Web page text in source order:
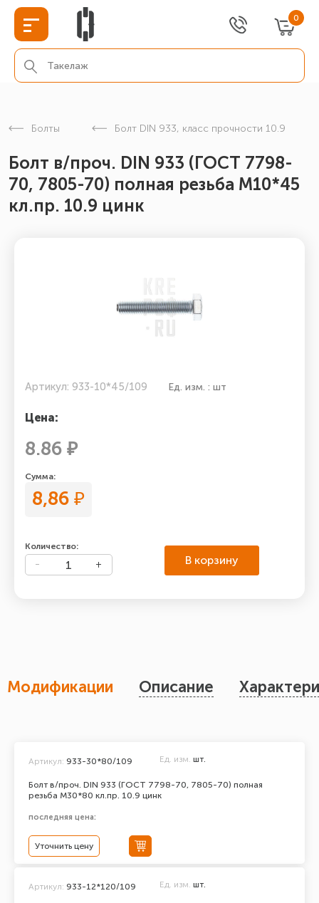
0
Болты Болт DIN 933, класс прочности 10.9
Болт в/проч. DIN 933 (ГОСТ 7798-
70, 7805-70) полная резьба М10*45
кл.пр. 10.9 цинк
Артикул: 933-10*45/109 Ед. изм. : шт
Цена:
8.86 ₽
Сумма:
8,86 ₽
Количество:
В корзину
Модификации Описание
Болт в/проч. DIN 933 (ГОСТ 7798-70, 7805-70) полная
резьба М30*80 кл.пр. 10.9 цинк
Артикул: 933-30*80/109 Ед. изм. шт.
последняя цена:
Уточнить цену
Артикул: 933-12*120/109 Ед. изм. шт.